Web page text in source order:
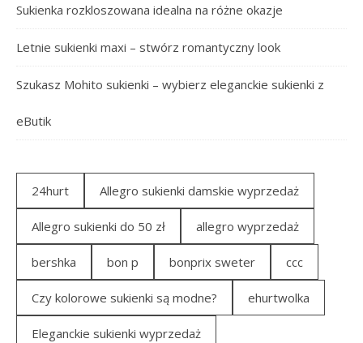
Sukienka rozkloszowana idealna na różne okazje
Letnie sukienki maxi – stwórz romantyczny look
Szukasz Mohito sukienki – wybierz eleganckie sukienki z
eButik
24hurt Allegro sukienki damskie wyprzedaż
Allegro sukienki do 50 zł allegro wyprzedaż
bershka bon p bonprix sweter ccc
Czy kolorowe sukienki są modne? ehurtwolka
Eleganckie sukienki wyprzedaż